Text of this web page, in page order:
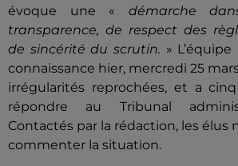
évoque une « démarche
transparence, de respect des
de sincérité du scrutin. »
connaissance hier, mercredi 25
irrégularités reprochées, et a
répondre au Tribunal
Contactés par la rédaction, les élus
commenter la situation.